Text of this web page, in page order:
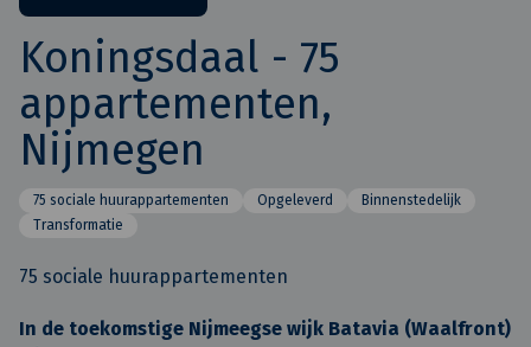
Koningsdaal - 75
appartementen,
Nijmegen
75 sociale huurappartementen Opgeleverd
Binnenstedelijk
Transformatie
75 sociale huurappartementen
In de toekomstige Nijmeegse wijk Batavia (Waalfront)